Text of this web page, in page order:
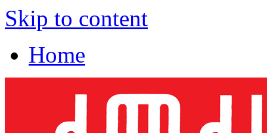
Skip to content
Home